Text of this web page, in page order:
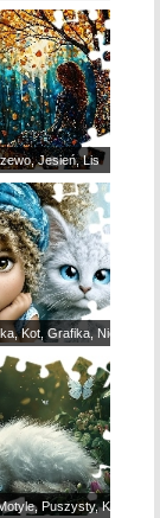
Jesień, Lis
Kot, Grafika,
Puszysty, Kot,